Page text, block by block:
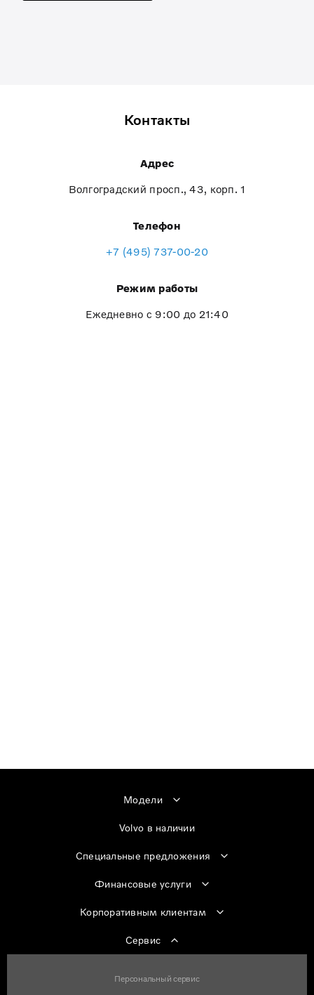
Контакты
Адрес
Волгоградский просп., 43, корп. 1
Телефон
+7 (495) 737-00-20
Режим работы
Ежедневно с 9:00 до 21:40
Модели
Volvo в наличии
Специальные предложения
Финансовые услуги
Корпоративным клиентам
Сервис
Персональный сервис